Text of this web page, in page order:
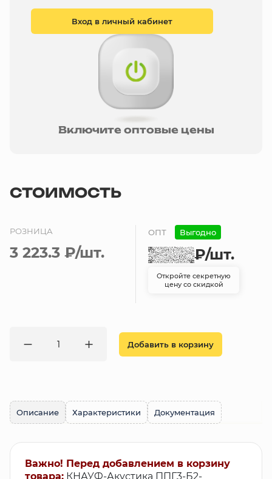
Вход в личный кабинет
Включите оптовые цены
СТОИМОСТЬ
РОЗНИЦА
3 223.3 ₽/шт.
ОПТ Выгодно
₽/шт.
Откройте секретную
цену со скидкой
Добавить в корзину
Описание Характеристики Документация
Важно! Перед добавлением в корзину
товара: КНАУФ-Акустика ППГ3-Б2-